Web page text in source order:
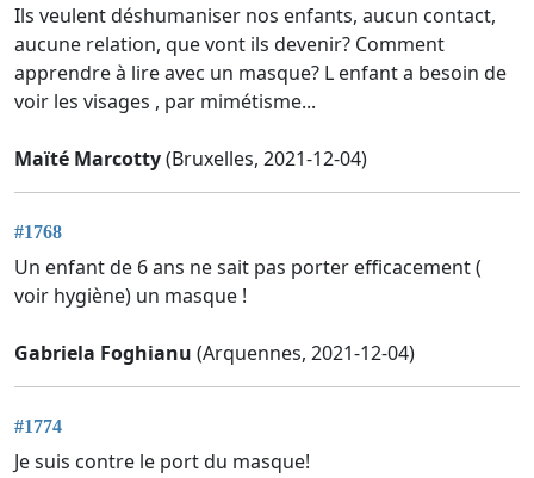
Ils veulent déshumaniser nos enfants, aucun contact,
aucune relation, que vont ils devenir? Comment
apprendre à lire avec un masque? L enfant a besoin de
voir les visages , par mimétisme...
Maïté Marcotty(Bruxelles, 2021-12-04)
#1768
Un enfant de 6 ans ne sait pas porter efficacement (
voir hygiène) un masque !
Gabriela Foghianu (Arquennes, 2021-12-04)
#1774
Je suis contre le port du masque!